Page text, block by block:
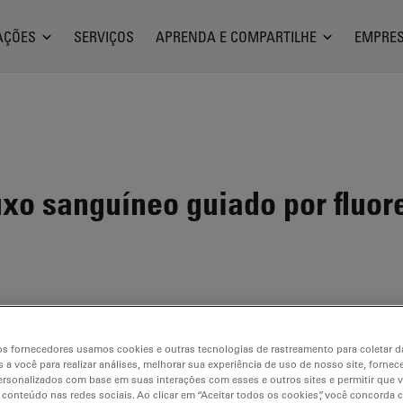
SERVIÇOS APRENDA E COMPARTILHE
sanguíneo guiado por
fornecedores usamos cookies e outras tecnologias de rastreamento para coletar
a você para realizar análises, melhorar sua experiência de uso de nosso site,
com base em suas interações com esses e outros sites e permitir que
nas redes sociais. Ao clicar em “Aceitar todos os cookies”, você concorda